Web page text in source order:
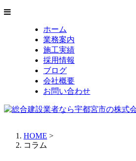
ホーム
業務案内
施工実績
採用情報
ブログ
会社概要
お問い合わせ
HOME >
コラム